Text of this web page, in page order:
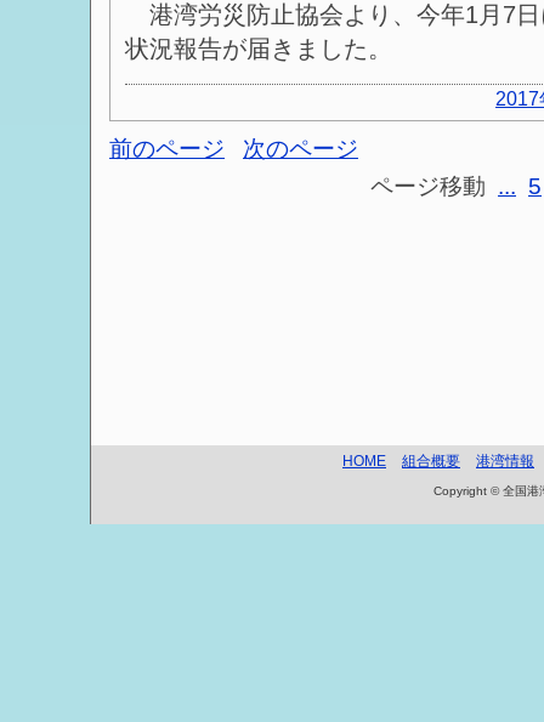
港湾労災防止協会より、今年1月7
状況報告が届きました。
2017
前のページ
次のページ
ページ移動 ... 5
HOME 組合概要 港湾情報
Copyright © 全国港